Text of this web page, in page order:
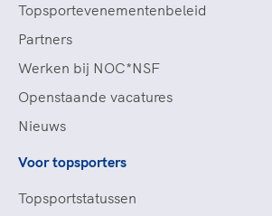
Topsportevenementenbeleid
Partners
Werken bij NOC*NSF
Openstaande vacatures
Nieuws
Voor topsporters
Topsportstatussen